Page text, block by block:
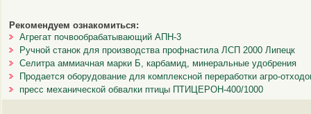
Рекомендуем ознакомиться:
Агрегат почвообрабатывающий АПН-3
Ручной станок для производства профнастила ЛСП 2000 Липецк
Селитра аммиачная марки Б, карбамид, минеральные удобрения
Продается оборудование для комплексной переработки агро-
пресс механической обвалки птицы ПТИЦЕРОН-400/1000